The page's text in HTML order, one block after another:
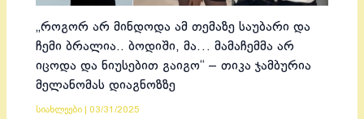
„როგორ არ მინდოდა ამ თემაზე საუბარი და
ჩემი ბრალია.. ბოდიში, მა… მამაჩემმა არ
იცოდა და ნიუსებით გაიგო“ – თიკა ჯამბურია
მელანომას დიაგნოზზე
სიახლეები 03/31/2025